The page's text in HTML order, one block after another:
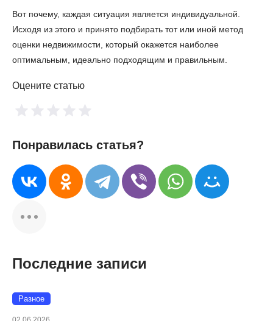
Вот почему, каждая ситуация является индивидуальной.
Исходя из этого и принято подбирать тот или иной метод
оценки недвижимости, который окажется наиболее
оптимальным, идеально подходящим и правильным.
Оцените статью
Понравилась статья?
Последние записи
Разное